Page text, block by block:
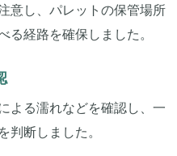
意し、パレットの保管場所
る経路を確保しました。
よる濡れなどを確認し、一
判断しました。